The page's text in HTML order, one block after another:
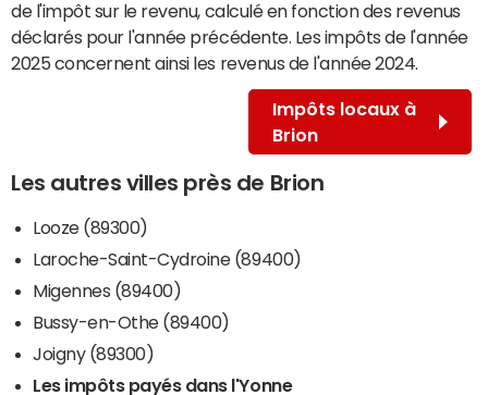
de l'impôt sur le revenu, calculé en fonction des revenus
déclarés pour l'année précédente. Les impôts de l'année
2025 concernent ainsi les revenus de l'année 2024.
Impôts locaux à
Brion
Les autres villes près de Brion
Looze (89300)
Laroche-Saint-Cydroine (89400)
Migennes (89400)
Bussy-en-Othe (89400)
Joigny (89300)
Les impôts payés dans l'Yonne